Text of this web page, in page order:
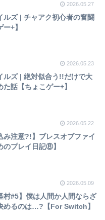
2026.05.27
ルズ | チャアク初心者の奮闘
+】
2026.05.23
ルズ | 絶対似合う!!だけで大
た話【ちょこゲー+】
2026.05.22
み注意?!】ブレスオブファイ
のプレイ日記⑧】
2026.05.09
村#5】僕は人間か人間ならざ
めるのは…?【For Switch】